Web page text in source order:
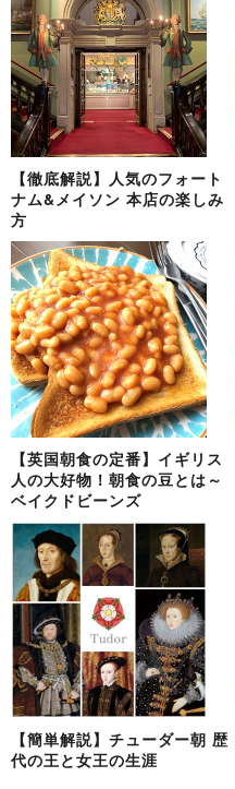
【徹底解説】人気のフォート
ナム&メイソン 本店の楽しみ
方
【英国朝食の定番】イギリス
人の大好物！朝食の豆とは～
ベイクドビーンズ
【簡単解説】チューダー朝 歴
代の王と女王の生涯